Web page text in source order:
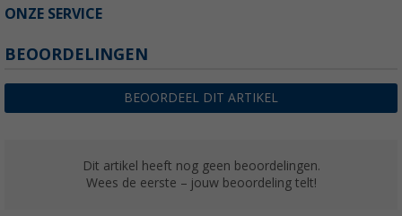
ONZE SERVICE
BEOORDELINGEN
BEOORDEEL DIT ARTIKEL
Dit artikel heeft nog geen beoordelingen.
Wees de eerste – jouw beoordeling telt!